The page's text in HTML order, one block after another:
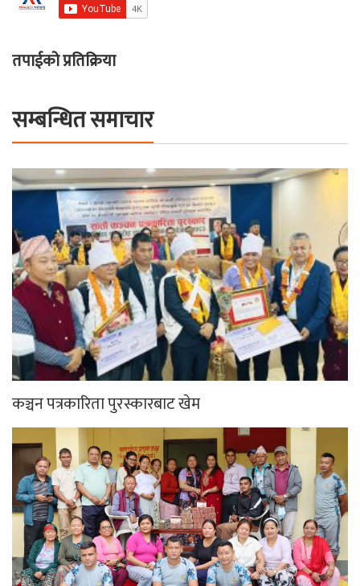
तपाईको प्रतिक्रिया
सम्बन्धित समाचार
कञ्चन पत्रकारिता पुरस्कारबाट खेम